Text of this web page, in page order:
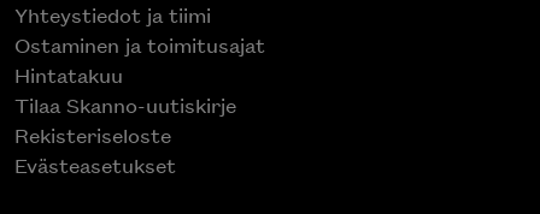
Yhteystiedot ja tiimi
Ostaminen ja toimitusajat
Hintatakuu
Tilaa Skanno-uutiskirje
Rekisteriseloste
Evästeasetukset